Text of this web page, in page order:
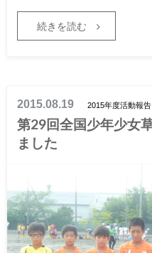
続きを読む
2015.08.19 2015年度活動報告
第29回全国少年少女
ました